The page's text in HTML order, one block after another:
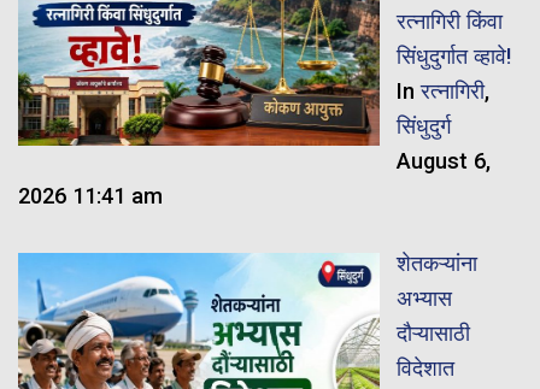
रत्नागिरी किंवा
सिंधुदुर्गात व्हावे!
Inरत्नागिरी,
सिंधुदुर्ग
August 6,
2026 11:41 am
शेतकऱ्यांना
अभ्यास
दौऱ्यासाठी
विदेशात